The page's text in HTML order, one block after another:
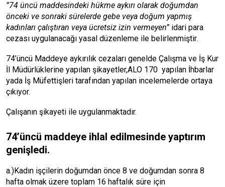
”74 üncü maddesindeki hükme aykırı olarak doğumdan
önceki ve sonraki sürelerde gebe veya doğum yapmış
kadınları çalıştıran veya ücretsiz izin vermeyen”idari para
cezası uygulanacağı yasal düzenleme ile belirlenmiştir.
74’üncü Maddeye aykırılık cezaları genelde Çalışma ve İş Kur
İl Müdürlüklerine yapılan şikayetler,ALO 170 yapılan İhbarlar
yada İş Müfettişleri tarafından yapılan incelemelerde ortaya
çıkıyor.
Çalışanın şikayeti ile uygulanmaktadır.
74’üncü maddeye ihlal edilmesinde yaptırım
genişledi.
a.)Kadın işçilerin doğumdan önce 8 ve doğumdan sonra 8
hafta olmak üzere toplam 16 haftalık süre için